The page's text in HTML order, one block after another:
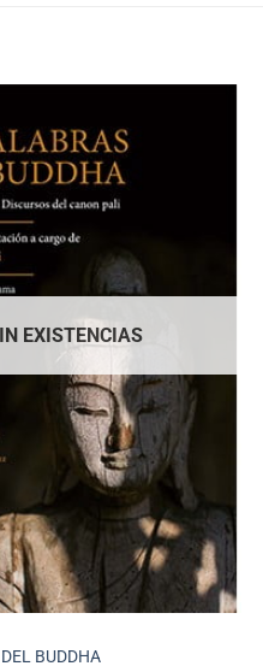
EXISTENCIAS
BUDDHA